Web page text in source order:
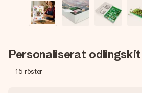
Personaliserat odlingskit
15 röster